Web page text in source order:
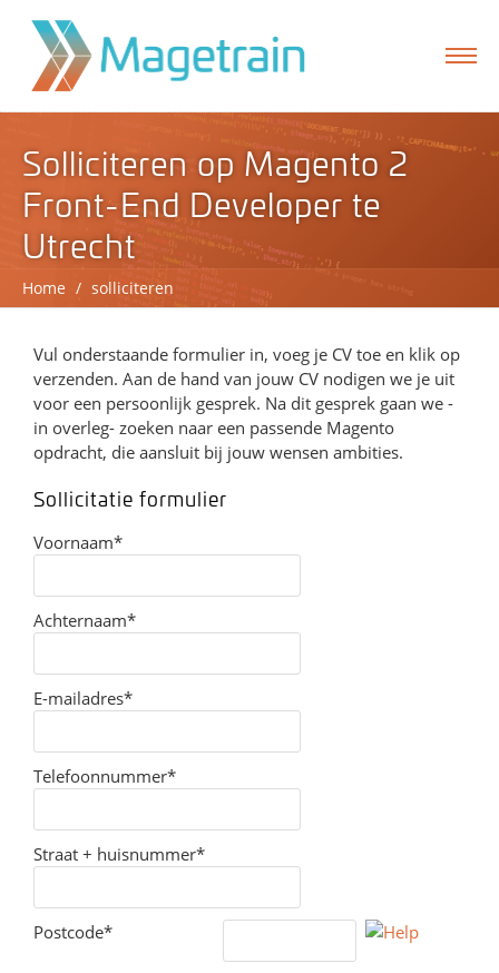
Solliciteren op Magento 2
Front-End Developer te
Utrecht
Home / solliciteren
formulier
Vul onderstaande formulier in, voeg je CV toe en klik op
verzenden. Aan de hand van jouw CV nodigen we je uit
voor een persoonlijk gesprek. Na dit gesprek gaan we -
in overleg- zoeken naar een passende Magento
opdracht, die aansluit bij jouw wensen ambities.
Sollicitatie formulier
Voornaam*
Achternaam*
E-mailadres*
Telefoonnummer*
Straat + huisnummer*
Postcode*